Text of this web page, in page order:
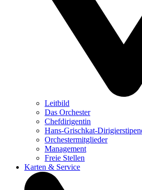
Leitbild
Das Orchester
Chefdirigentin
Hans-Grischkat-
Orchestermitglieder
Management
Freie Stellen
Karten & Service